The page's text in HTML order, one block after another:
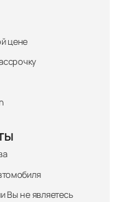
цене
Вы не являетесь